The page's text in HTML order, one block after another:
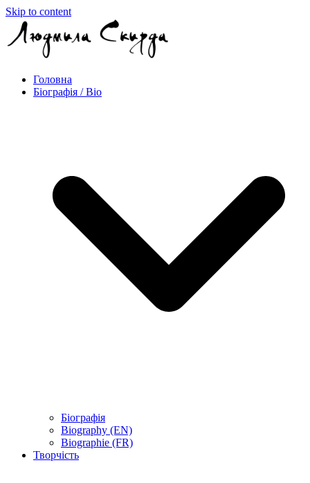
Skip to content
Головна
Біографія / Bio
Біографія
Biography (EN)
Biographie (FR)
Творчість